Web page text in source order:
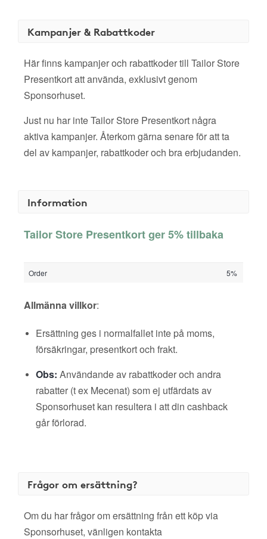
Kampanjer & Rabattkoder
Här finns kampanjer och rabattkoder till Tailor Store
Presentkort att använda, exklusivt genom
Sponsorhuset.
Just nu har inte Tailor Store Presentkort några
aktiva kampanjer. Återkom gärna senare för att ta
del av kampanjer, rabattkoder och bra erbjudanden.
Information
Tailor Store Presentkort ger 5% tillbaka
Order 5%
Allmänna villkor:
Ersättning ges i normalfallet inte på moms,
försäkringar, presentkort och frakt.
Obs: Användande av rabattkoder och andra
rabatter (t ex Mecenat) som ej utfärdats av
Sponsorhuset kan resultera i att din cashback
går förlorad.
Frågor om ersättning?
Om du har frågor om ersättning från ett köp via
Sponsorhuset, vänligen kontakta